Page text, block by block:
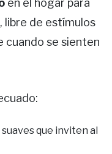
en el hogar para
libre de estímulos
cuando se sienten
que inviten al